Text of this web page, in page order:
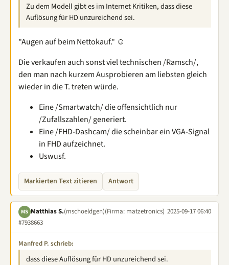
Zu dem Modell gibt es im Internet Kritiken, dass diese
Auflösung für HD unzureichend sei.
"Augen auf beim Nettokauf." ☺
Die verkaufen auch sonst viel technischen /Ramsch/,
den man nach kurzem Ausprobieren am liebsten gleich
wieder in die T. treten würde.
Eine /Smartwatch/ die offensichtlich nur
/Zufallszahlen/ generiert.
Eine /FHD-Dashcam/ die scheinbar ein VGA-Signal
in FHD aufzeichnet.
Uswusf.
Markierten Text zitieren Antwort
MS Matthias S.(mschoeldgen)(Firma: matzetronics) 2025-09-17 06:40
#7938663
Manfred P. schrieb:
dass diese Auflösung für HD unzureichend sei.